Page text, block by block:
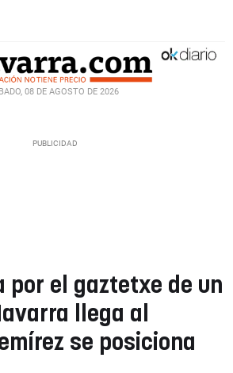
08 DE AGOSTO DE 2026
por el gaztetxe de un
llega al
se posiciona